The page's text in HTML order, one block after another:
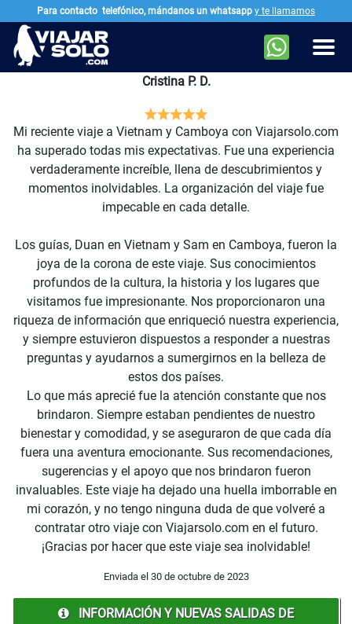
Ir al contenido principal
Cristina P. D.
Mi reciente viaje a Vietnam y Camboya con Viajarsolo.com
ha superado todas mis expectativas. Fue una experiencia
verdaderamente increíble, llena de descubrimientos y
momentos inolvidables. La organización del viaje fue
impecable en cada detalle.
Los guías, Duan en Vietnam y Sam en Camboya, fueron la
joya de la corona de este viaje. Sus conocimientos
profundos de la cultura, la historia y los lugares que
visitamos fue impresionante. Nos proporcionaron una
riqueza de información que enriqueció nuestra experiencia,
y siempre estuvieron dispuestos a responder a nuestras
preguntas y ayudarnos a sumergirnos en la belleza de
estos dos países.
Lo que más aprecié fue la atención constante que nos
brindaron. Siempre estaban pendientes de nuestro
bienestar y comodidad, y se aseguraron de que cada día
fuera una aventura emocionante. Sus recomendaciones,
sugerencias y el apoyo que nos brindaron fueron
invaluables. Este viaje ha dejado una huella imborrable en
mi corazón, y no tengo ninguna duda de que volveré a
contratar otro viaje con Viajarsolo.com en el futuro.
¡Gracias por hacer que este viaje sea inolvidable!
Enviada el 30 de octubre de 2023
INFORMACIÓN Y NUEVAS SALIDAS DE
Para contacto telefónico, mándanos un whatsapp y te llamamos